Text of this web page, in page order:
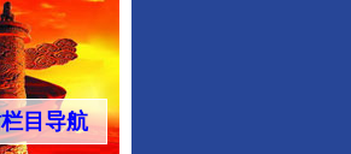
目导航